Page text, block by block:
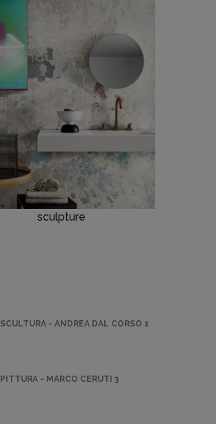
sculpture
SCULTURA - ANDREA DAL CORSO 1
PITTURA - MARCO CERUTI 3